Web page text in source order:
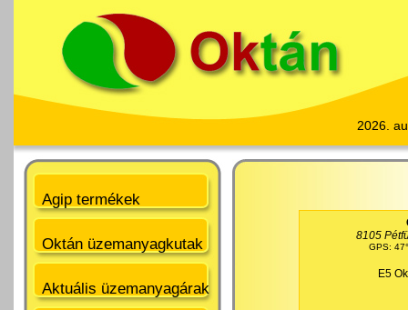
2026.
Agip termékek
Oktán üzemanyagkutak
Aktuális üzemanyagárak
8105
GPS:
E5